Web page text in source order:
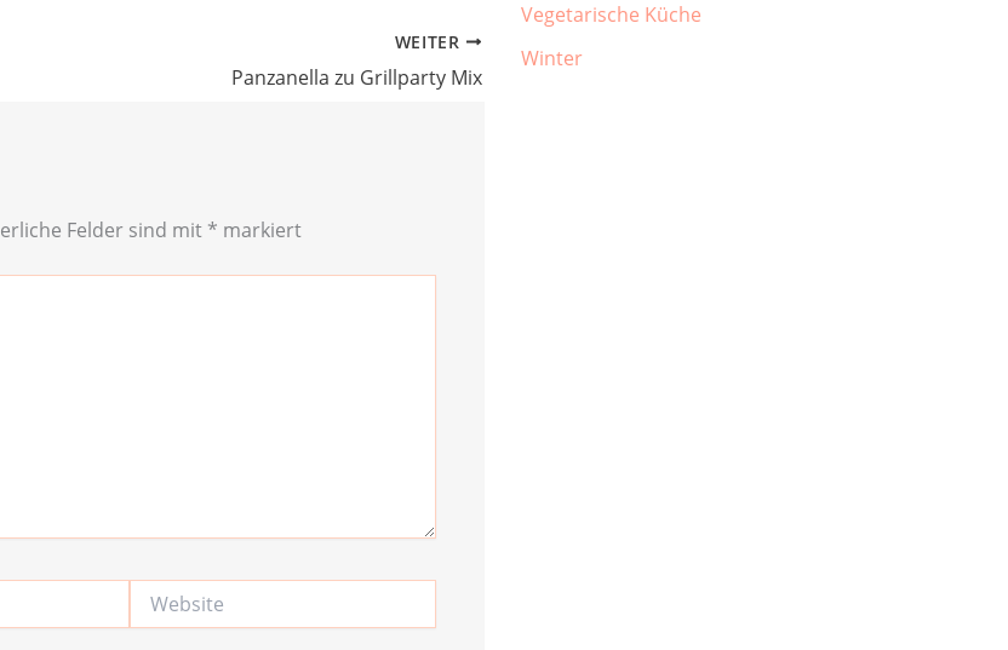
WEITER
Panzanella zu Grillparty Mix
Felder sind mit * markiert
Vegetarische Küche
Winter